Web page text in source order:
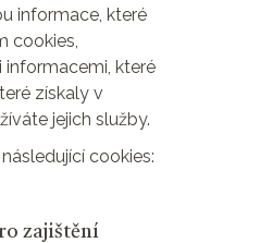
informace, které
cookies,
které
získaly v
jejich služby.
cookies:
zajištění